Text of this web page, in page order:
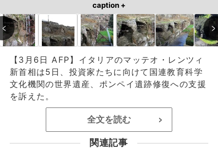
caption +
【3月6日 AFP】イタリアのマッテオ・レンツィ
新首相は5日、投資家たちに向けて国連教育科学
文化機関の世界遺産、ポンペイ遺跡修復への支援
を訴えた。
全文を読む >
関連記事